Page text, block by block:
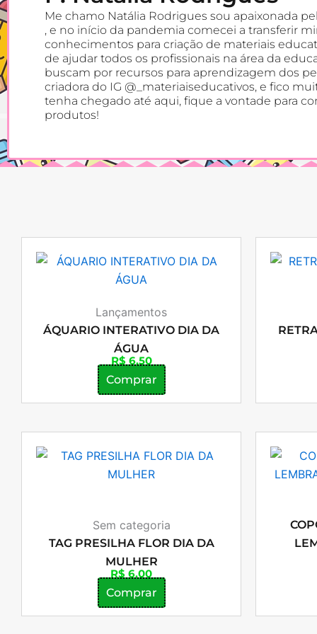
Me chamo Natália Rodrigues sou apaixonada
, e no início da pandemia comecei a transferir
conhecimentos para criação de materiais
de ajudar todos os profissionais na área da
buscam por recursos para aprendizagem dos
criadora do IG @_materiaiseducativos, e fico
tenha chegado até aqui, fique a vontade para
produtos!
Lançamentos
ÁQUARIO INTERATIVO DIA DA
ÁGUA
R$ 6,50
Comprar
Sem categoria
TAG PRESILHA FLOR DIA DA
MULHER
R$ 6,00
Comprar